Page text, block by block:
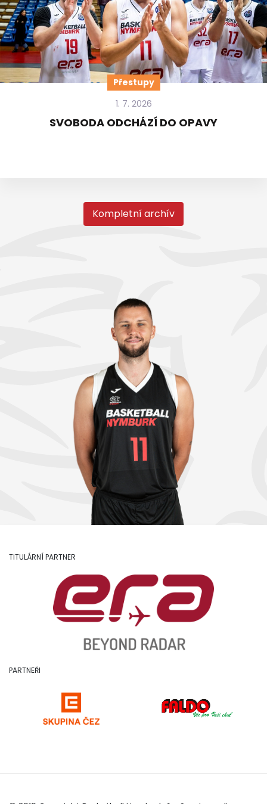
Přestupy
1. 7. 2026
SVOBODA ODCHÁZÍ DO OPAVY
Kompletní archív
TITULÁRNÍ PARTNER
PARTNEŘI